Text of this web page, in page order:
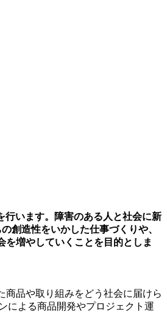
行います。障害のある人と社会に新
創造性をいかした仕事づくりや、
増やしていくことを目的としま
品や取り組みをどう社会に届けら
による商品開発やプロジェクト運